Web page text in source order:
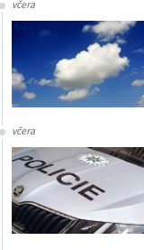
včera
včera